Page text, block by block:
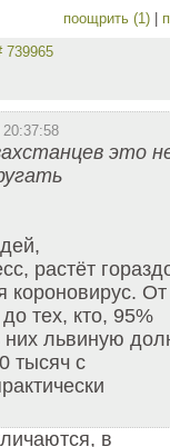
поощрить (1)
739965
20:37:58
это
растёт
короновирус. От
тех, кто, 95%
них львиную
тысяч с
в